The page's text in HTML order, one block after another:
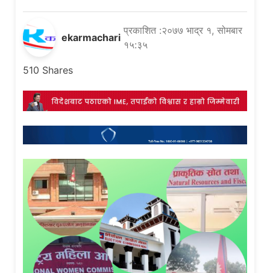
ekarmachari
प्रकाशित :२०७७ भाद्र १, सोमबार
१५:३५
510 Shares